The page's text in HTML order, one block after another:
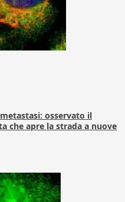
osservato il
che apre la strada a nuove